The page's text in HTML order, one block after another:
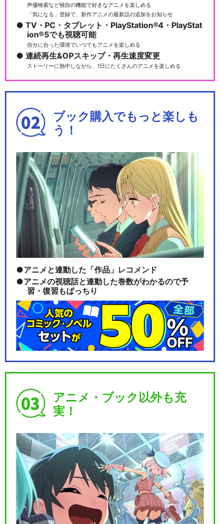
声優検索など独自の機能で好きなアニメを楽しめる
「気になる」登録で、新作アニメの最新話の追加をお知らせ
TV・PC・タブレット・PlayStation®4・PlayStat
ion®5でも視聴可能
自分に合った環境でいつでもアニメを楽しめる
連続再生&OPスキップ・再生速度変更
ストーリーに熱中しながら、1日にたくさんのアニメを楽しめる
ブック購入でもっと楽しも
う！
アニメと連動した「作品」レコメンド
アニメの視聴話と連動した巻数がわかるので予
習・復習もばっちり
アニメ・ブック以外も充
実！